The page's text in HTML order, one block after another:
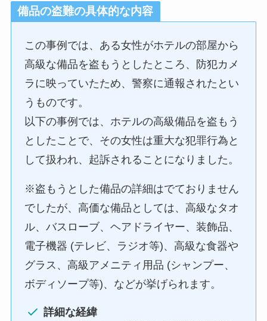
備品の盗難の具体的な内容
この事例では、ある女性がホテルの部屋から
高級な備品を盗もうとしたところ、防犯カメ
ラに映っていたため、警察に通報されたとい
うものです。
以下の事例では、ホテルの高級備品を盗もう
としたことで、その女性は重大な犯罪行為と
して扱われ、起訴されることになりました。
※盗もうとした備品の詳細はでておりません
でしたが、高価な備品としては、高級なタオ
ル、バスローブ、ヘアドライヤー、装飾品、
電子機器 (テレビ、ラジオ等)、高級な食器や
グラス、高級アメニティ用品 (シャンプー、
ボディソープ等)、などが挙げられます。
詳細な経緯